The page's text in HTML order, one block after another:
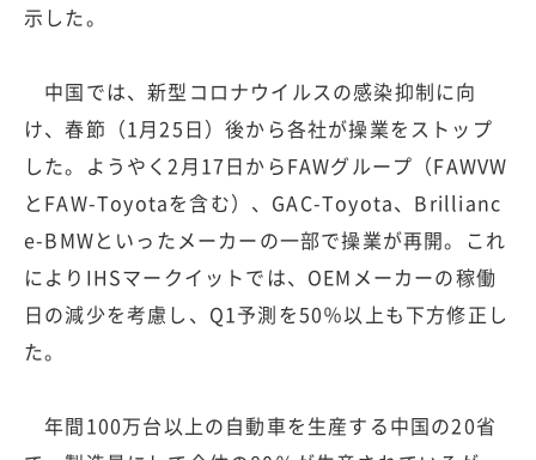
示した。
中国では、新型コロナウイルスの感染抑制に向
け、春節（1月25日）後から各社が操業をストップ
した。ようやく2月17日からFAWグループ（FAWVW
とFAW-Toyotaを含む）、GAC-Toyota、Brillianc
e-BMWといったメーカーの一部で操業が再開。これ
によりIHSマークイットでは、OEMメーカーの稼働
日の減少を考慮し、Q1予測を50％以上も下方修正し
た。
年間100万台以上の自動車を生産する中国の20省